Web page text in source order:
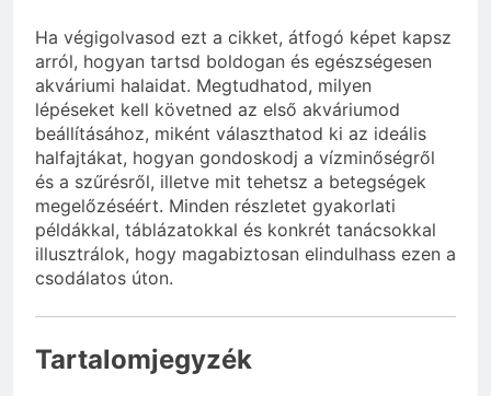
Ha végigolvasod ezt a cikket, átfogó képet kapsz
arról, hogyan tartsd boldogan és egészségesen
akváriumi halaidat. Megtudhatod, milyen
lépéseket kell követned az első akváriumod
beállításához, miként választhatod ki az ideális
halfajtákat, hogyan gondoskodj a vízminőségről
és a szűrésről, illetve mit tehetsz a betegségek
megelőzéséért. Minden részletet gyakorlati
példákkal, táblázatokkal és konkrét tanácsokkal
illusztrálok, hogy magabiztosan elindulhass ezen a
csodálatos úton.
Tartalomjegyzék